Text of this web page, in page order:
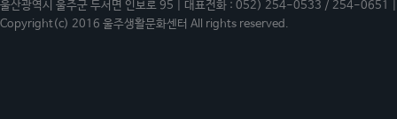
울산광역시 울주군 두서면 인보로 95 | 대표전화 : 052) 254-0533 / 254-
Copyright(c) 2016 울주생활문화센터 All rights reserved.